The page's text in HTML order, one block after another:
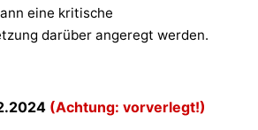
eine kritische
darüber angeregt werden.
(Achtung: vorverlegt!)